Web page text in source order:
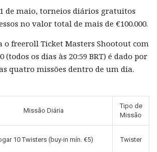
de maio, torneios diários gratuitos
no valor total de mais de €100.000.
o freeroll Ticket Masters Shootout com
(todos os dias às 20:59 BRT) é dado por
quatro missões dentro de um dia.
Missão Diária
Tipo de
Missão
10 Twisters (buy-in mín. €5) Twister